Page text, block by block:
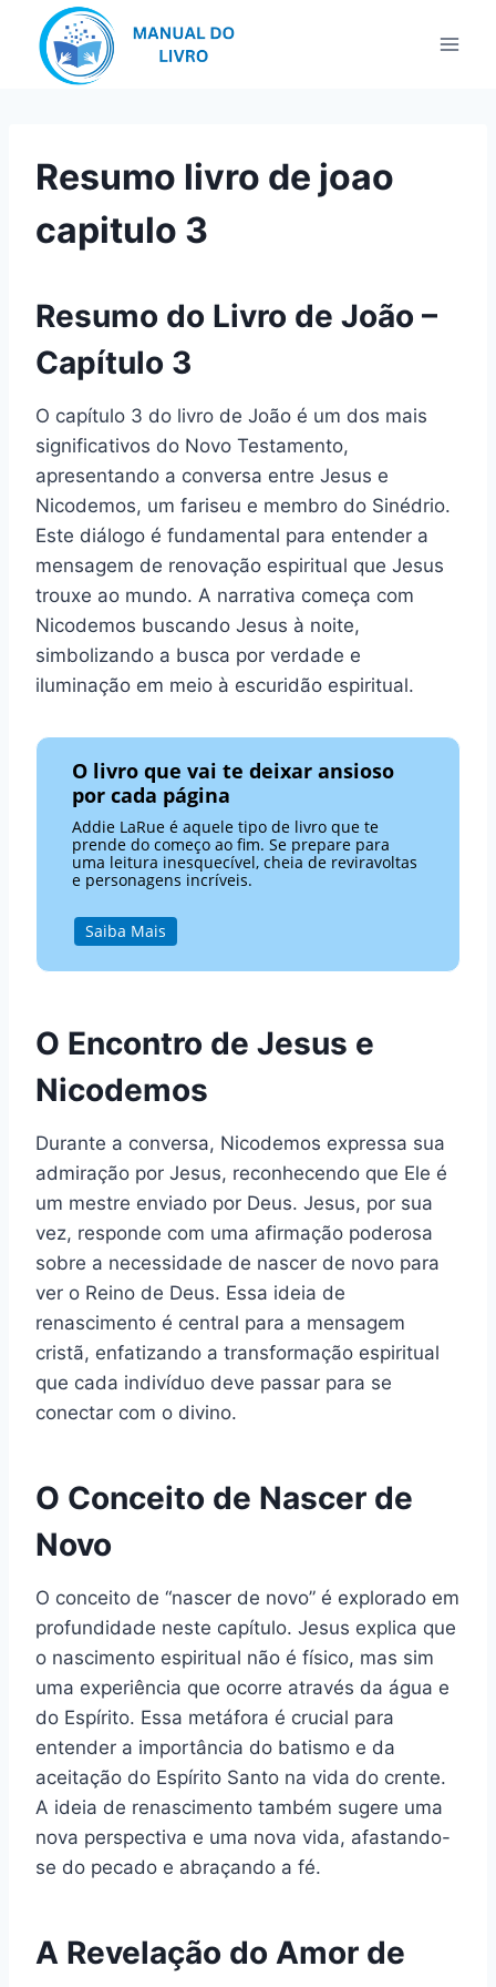
Resumo livro de joao
capitulo 3
Resumo do Livro de João –
Capítulo 3
O capítulo 3 do livro de João é um dos mais
significativos do Novo Testamento,
apresentando a conversa entre Jesus e
Nicodemos, um fariseu e membro do Sinédrio.
Este diálogo é fundamental para entender a
mensagem de renovação espiritual que Jesus
trouxe ao mundo. A narrativa começa com
Nicodemos buscando Jesus à noite,
simbolizando a busca por verdade e
iluminação em meio à escuridão espiritual.
O livro que vai te deixar ansioso
por cada página
Addie LaRue é aquele tipo de livro que te
prende do começo ao fim. Se prepare para
uma leitura inesquecível, cheia de reviravoltas
e personagens incríveis.
Saiba Mais
O Encontro de Jesus e
Nicodemos
Durante a conversa, Nicodemos expressa sua
admiração por Jesus, reconhecendo que Ele é
um mestre enviado por Deus. Jesus, por sua
vez, responde com uma afirmação poderosa
sobre a necessidade de nascer de novo para
ver o Reino de Deus. Essa ideia de
renascimento é central para a mensagem
cristã, enfatizando a transformação espiritual
que cada indivíduo deve passar para se
conectar com o divino.
O Conceito de Nascer de
Novo
O conceito de “nascer de novo” é explorado em
profundidade neste capítulo. Jesus explica que
o nascimento espiritual não é físico, mas sim
uma experiência que ocorre através da água e
do Espírito. Essa metáfora é crucial para
entender a importância do batismo e da
aceitação do Espírito Santo na vida do crente.
A ideia de renascimento também sugere uma
nova perspectiva e uma nova vida, afastando-
se do pecado e abraçando a fé.
A Revelação do Amor de